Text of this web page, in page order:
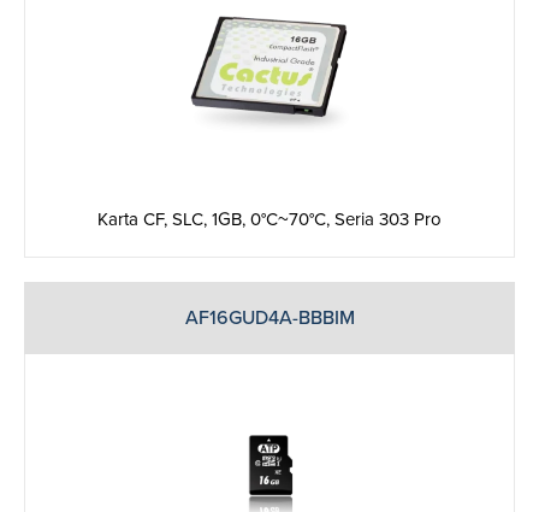
Karta CF, SLC, 1GB, 0°C~70°C, Seria 303 Pro
AF16GUD4A-BBBIM